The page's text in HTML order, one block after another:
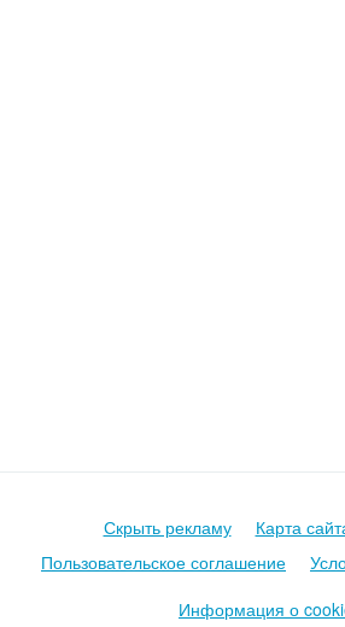
Скрыть рекламу Карта
Пользовательское соглашение
Информация о